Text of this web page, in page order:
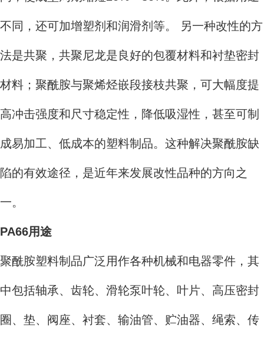
不同，还可加增塑剂和润滑剂等。 另一种改性的方
法是共聚，共聚尼龙是良好的包覆材料和衬垫密封
材料；聚酰胺与聚烯烃嵌段接枝共聚，可大幅度提
高冲击强度和尺寸稳定性，降低吸湿性，甚至可制
成易加工、低成本的塑料制品。这种解决聚酰胺缺
陷的有效途径，是近年来发展改性品种的方向之
一。
PA66用途
聚酰胺塑料制品广泛用作各种机械和电器零件，其
中包括轴承、齿轮、滑轮泵叶轮、叶片、高压密封
圈、垫、阀座、衬套、输油管、贮油器、绳索、传